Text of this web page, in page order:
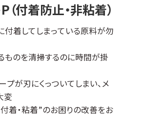
（付着防止・非粘着）
着してしまっている原料が勿
ものを清掃するのに時間が掛
が刃にくっついてしまい、メ
変
着・粘着”のお困りの改善をお